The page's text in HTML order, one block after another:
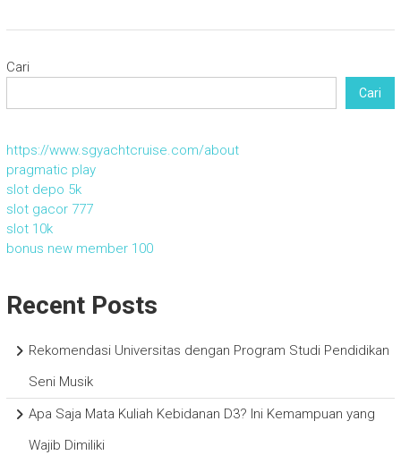
Cari
Cari
https://www.sgyachtcruise.com/about
pragmatic play
slot depo 5k
slot gacor 777
slot 10k
bonus new member 100
Recent Posts
Rekomendasi Universitas dengan Program Studi Pendidikan
Seni Musik
Apa Saja Mata Kuliah Kebidanan D3? Ini Kemampuan yang
Wajib Dimiliki